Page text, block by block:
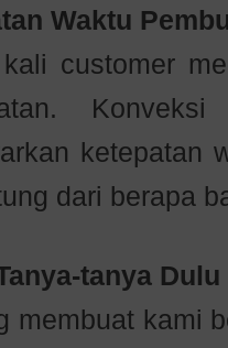
Waktu
customer
ketepatan
dari berapa
tanya Dulu
membuat kami